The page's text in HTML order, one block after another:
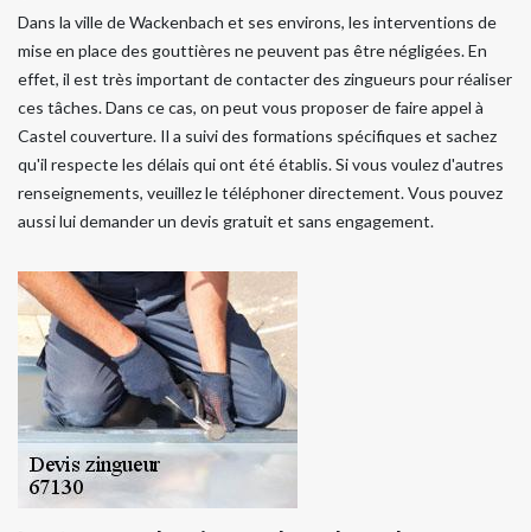
Dans la ville de Wackenbach et ses environs, les interventions de
mise en place des gouttières ne peuvent pas être négligées. En
effet, il est très important de contacter des zingueurs pour réaliser
ces tâches. Dans ce cas, on peut vous proposer de faire appel à
Castel couverture. Il a suivi des formations spécifiques et sachez
qu'il respecte les délais qui ont été établis. Si vous voulez d'autres
renseignements, veuillez le téléphoner directement. Vous pouvez
aussi lui demander un devis gratuit et sans engagement.